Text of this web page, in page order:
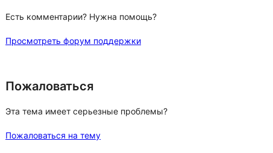
Есть комментарии? Нужна помощь?
Просмотреть форум поддержки
Пожаловаться
Эта тема имеет серьезные проблемы?
Пожаловаться на тему